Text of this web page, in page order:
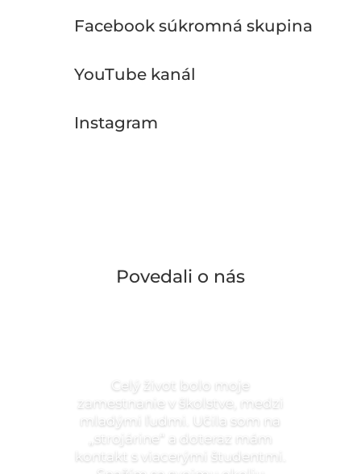
Facebook súkromná skupina
YouTube kanál
Instagram
Povedali o nás
Celý život bolo moje
zamestnanie v školstve, medzi
mladými ľudmi. Učila som na
„strojárine“ a doteraz mám
kontakt s viacerými študentmi.